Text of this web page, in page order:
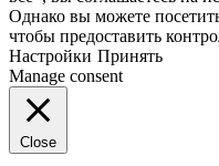
Однако вы можете
чтобы предоставить
Настройки Принять
Manage consent
Close